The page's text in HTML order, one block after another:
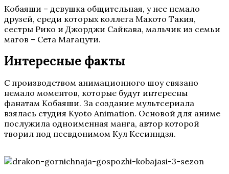
Кобаяши – девушка общительная, у нее немало
друзей, среди которых коллега Макото Такия,
сестры Рико и Джорджи Сайкава, мальчик из семьи
магов – Сета Магацути.
Интересные факты
С производством анимационного шоу связано
немало моментов, которые будут интересны
фанатам Кобаяши. За создание мультсериала
взялась студия Kyoto Animation. Основой для аниме
послужила одноименная манга, автор которой
творил под псевдонимом Кул Кесинндзя.